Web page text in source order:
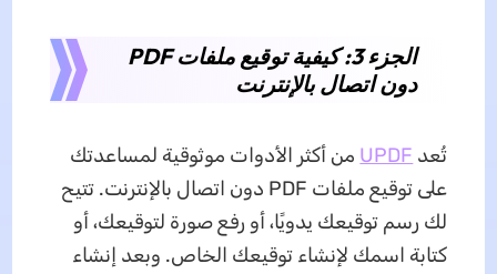
الجزء 3: كيفية توقيع ملفات PDF
دون اتصال بالإنترنت
تُعد UPDF من أكثر الأدوات موثوقية لمساعدتك
على توقيع ملفات PDF دون اتصال بالإنترنت. تتيح
لك رسم توقيعك يدويًا، أو رفع صورة لتوقيعك، أو
كتابة اسمك لإنشاء توقيعك الخاص. وبعد إنشاء